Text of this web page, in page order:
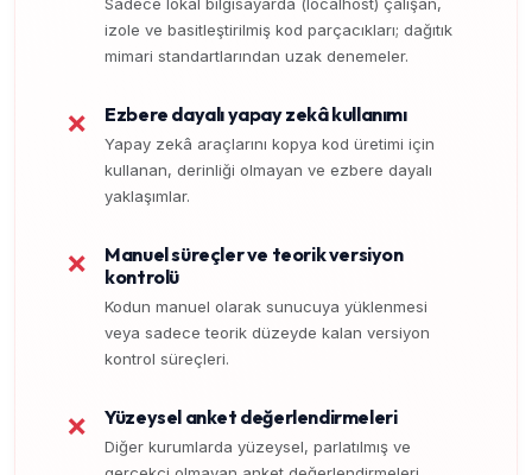
izole ve basitleştirilmiş kod parçacıkları; dağıtık
mimari standartlarından uzak denemeler.
❌ Ezbere dayalı yapay zekâ kullanımı
Yapay zekâ araçlarını kopya kod üretimi için
kullanan, derinliği olmayan ve ezbere dayalı
yaklaşımlar.
❌
Manuel süreçler ve teorik versiyon
kontrolü
Kodun manuel olarak sunucuya yüklenmesi
veya sadece teorik düzeyde kalan versiyon
kontrol süreçleri.
❌ Yüzeysel anket değerlendirmeleri
Diğer kurumlarda yüzeysel, parlatılmış ve